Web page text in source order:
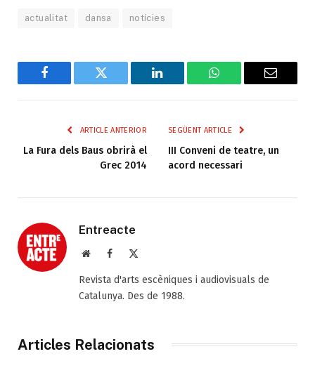
actualitat dansa notícies
Facebook Twitter LinkedIn WhatsAppEmail
ARTICLE ANTERIOR
La Fura dels Baus obrirà el
Grec 2014
SEGÜENT ARTICLE
III Conveni de teatre, un
acord necessari
Entreacte
Web Facebook
Revista d'arts escèniques i audiovisuals de
Catalunya. Des de 1988.
Articles Relacionats